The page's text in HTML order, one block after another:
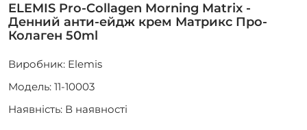
ELEMIS Pro-Collagen Morning Matrix -
Денний анти-ейдж крем Матрикс Про-
Колаген 50ml
Виробник: Elemis
Модель: 11-10003
Наявність: В наявності